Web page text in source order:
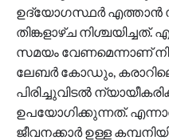
ഉദ്യോഗസ്ഥർ എത്താൻ
തിങ്കളാഴ്ച
സമയം വേണമെന്നാണ്
ലേബർ കോഡും,
പിരിച്ചുവിടൽ
ഉപയോഗിക്കുന്നത്.
ജീവനക്കാർ ഉള്ള